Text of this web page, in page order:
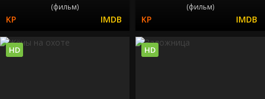
(фильм) (фильм)
HD HD